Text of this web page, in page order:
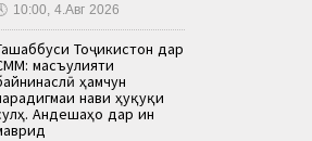
10:00, 4.Авг 2026
Тоҷикистон дар
масъулияти
ҳамчун
нави ҳуқуқи
Андешаҳо дар ин